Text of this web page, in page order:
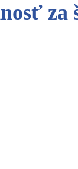
za